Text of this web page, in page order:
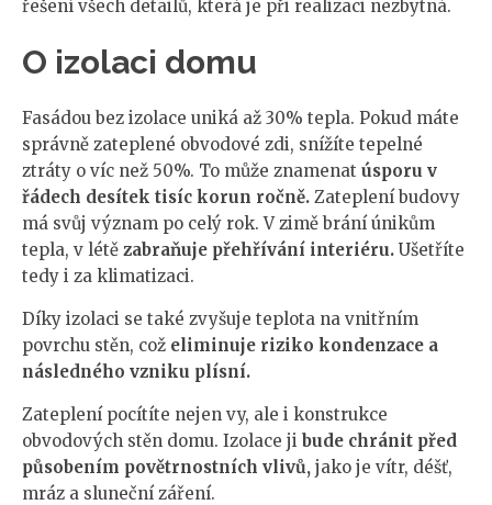
řešení všech detailů, která je při realizaci nezbytná.
O izolaci domu
Fasádou bez izolace uniká až 30% tepla. Pokud máte
správně zateplené obvodové zdi, snížíte tepelné
ztráty o víc než 50%. To může znamenat úsporu v
řádech desítek tisíc korun ročně. Zateplení budovy
má svůj význam po celý rok. V zimě brání únikům
tepla, v létě zabraňuje přehřívání interiéru. Ušetříte
tedy i za klimatizaci.
Díky izolaci se také zvyšuje teplota na vnitřním
povrchu stěn, což eliminuje riziko kondenzace a
následného vzniku plísní.
Zateplení pocítíte nejen vy, ale i konstrukce
obvodových stěn domu. Izolace ji bude chránit před
působením povětrnostních vlivů, jako je vítr, déšť,
mráz a sluneční záření.